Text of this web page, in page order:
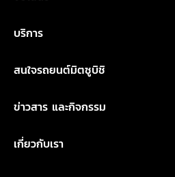
ไทรทัน
เอ็กซ์แพนเดอร์ เอชอีวี ใหม่
แอททราจ
อุปกรณ์ตกแต่ง
คำนวณค่าใช้จ่ายเบื้องต้น
บริการ
น้ำมันเครื่องและเคมีภัณฑ์
ตรวจสอบ/ปรับปรุงคุณภาพ
สนใจรถยนต์มิตซูบิชิ
ดาวน์โหลดโบรชัวร์
ข่าวสาร และกิจกรรม
ข่าวสารล่าสุด
เกี่ยวกับเรา